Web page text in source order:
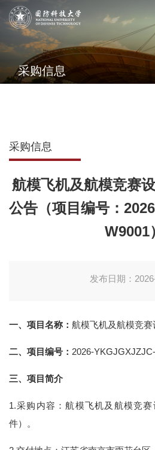
采购信息
采购信息
航模飞机及航模竞赛
公告（项目编号：
W9001）
发布日期：
一、项目名称： 航模飞机及航模竞
二、 项目编号： 2026-
三、项目简介
1.采购内容：航模飞机及航模竞
件）。